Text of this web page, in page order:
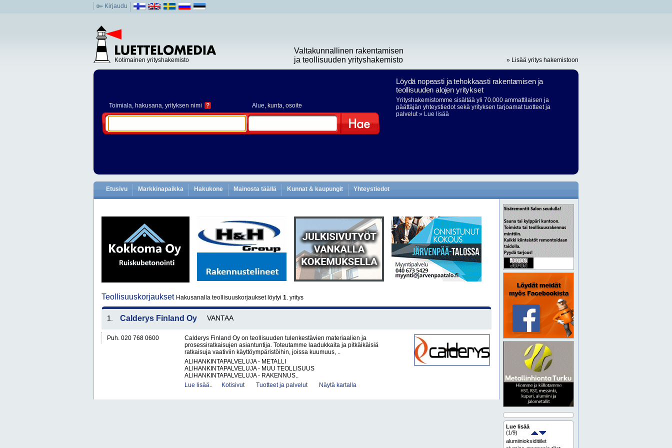
Kirjaudu
Kotimainen yrityshakemisto
Valtakunnallinen rakentamisen
ja teollisuuden yrityshakemisto
» Lisää yritys hakemistoon
Toimiala, hakusana, yrityksen nimi ? Alue, kunta, osoite
Löydä nopeasti ja tehokkaasti rakentamisen ja
teollisuuden alojen yritykset
Yrityshakemistomme sisältää yli 70.000 ammattilaisen ja
päättäjän yhteystiedot sekä yrityksen tarjoamat tuotteet ja
palvelut» Lue lisää
Etusivu Markkinapaikka Hakukone Mainosta täällä Kunnat & kaupungit Yhteystiedot
Teollisuuskorjaukset Hakusanalla teollisuuskorjaukset löytyi 1. yritys
1. Calderys Finland Oy VANTAA
Puh. 020 768 0600
Calderys Finland Oy on teollisuuden tulenkestävien materiaalien ja
prosessiratkaisujen asiantuntija. Toteutamme laadukkaita ja pitkäikäisiä
ratkaisuja vaativiin käyttöympäristöihin, joissa kuumuus, ..
ALIHANKINTAPALVELUJA - METALLI
ALIHANKINTAPALVELUJA - MUU TEOLLISUUS
ALIHANKINTAPALVELUJA - RAKENNUS..
Lue lisää..
Kotisivut Tuotteet ja palvelut Näytä kartalla
Lue lisää
(1/9)
alumiinioksiditiilet